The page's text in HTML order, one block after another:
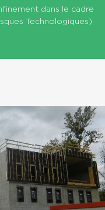
dans le cadre
Technologiques)